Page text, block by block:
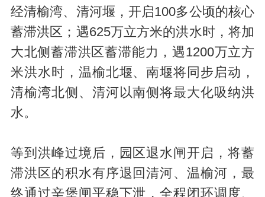
经清榆湾、清河堰，开启100多公顷的核心
蓄滞洪区；遇625万立方米的洪水时，将加
大北侧蓄滞洪区蓄滞能力，遇1200万立方
米洪水时，温榆北堰、南堰将同步启动，
清榆湾北侧、清河以南侧将最大化吸纳洪
水。
等到洪峰过境后，园区退水闸开启，将蓄
滞洪区的积水有序退回清河、温榆河，最
终通过辛堡闸平稳下泄，全程闭环调度、